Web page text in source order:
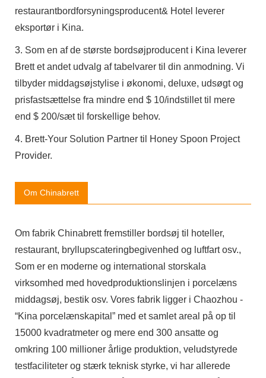
restaurantbordforsyningsproducent& Hotel leverer
eksportør i Kina.
3. Som en af ​​de største bordsøjproducent i Kina leverer
Brett et andet udvalg af tabelvarer til din anmodning. Vi
tilbyder middagsøjstylise i økonomi, deluxe, udsøgt og
prisfastsættelse fra mindre end $ 10/indstillet til mere
end $ 200/sæt til forskellige behov.
4. Brett-Your Solution Partner til Honey Spoon Project
Provider.
Om Chinabrett
Om fabrik Chinabrett fremstiller bordsøj til hoteller,
restaurant, bryllupscateringbegivenhed og luftfart osv.,
Som er en moderne og international storskala
virksomhed med hovedproduktionslinjen i porcelæns
middagsøj, bestik osv. Vores fabrik ligger i Chaozhou -
“Kina porcelænskapital” med et samlet areal på op til
15000 kvadratmeter og mere end 300 ansatte og
omkring 100 millioner årlige produktion, veludstyrede
testfaciliteter og stærk teknisk styrke, vi har allerede